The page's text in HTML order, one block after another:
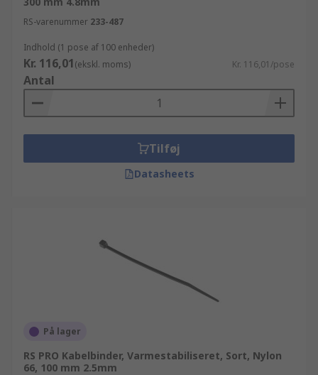
RS-varenummer 233-487
Indhold (1 pose af 100 enheder)
Kr. 116,01(ekskl. moms) Kr. 116,01/pose
Antal
Tilføj
Datasheets
På lager
RS PRO Kabelbinder, Varmestabiliseret, Sort, Nylon
66, 100 mm 2.5mm